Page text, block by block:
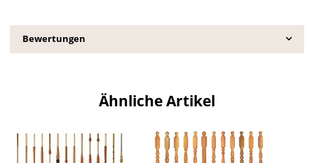
Bewertungen
Ähnliche Artikel